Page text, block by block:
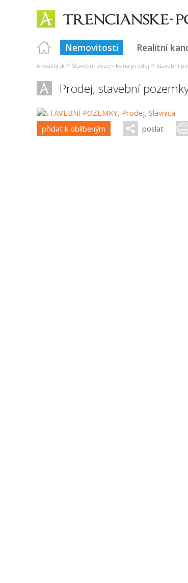
Nemovitosti Realitní
AReality.sk > Stavební pozemky na prodej > Stavební
Prodej, stavební
přidat k oblíbeným poslat